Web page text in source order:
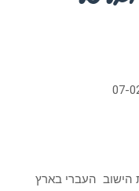
הישוב העברי בארץ